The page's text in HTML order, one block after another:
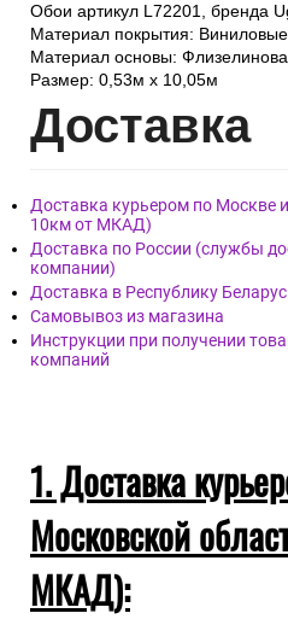
Обои артикул L72201, бренда
Материал покрытия: Виниловые
Материал основы:
Размер: 0,53м x 10,05м
Доставка
Доставка курьером по Москве
10км от МКАД)
Доставка по России (службы
компании)
Доставка в Республику
Самовывоз из магазина
Инструкции при получении
компаний
1. Доставка
Московской
МКАД):